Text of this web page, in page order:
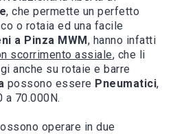
, che permette un perfetto
o rotaia ed una facile
a Pinza MWM, hanno infatti
scorrimento assiale, che li
anche su rotaie e barre
possono essere Pneumatici,
a 70.000N.
operare in due